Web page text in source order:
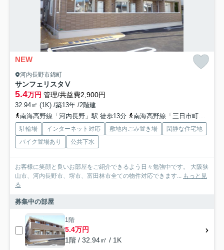
NEW
河内長野市錦町
サンフェリスタⅤ
5.4万円 管理/共益費2,900円
32.94㎡ (1K) /築13年 /2階建
南海高野線「河内長野」駅 徒歩13分
南海高野線「三日市町」駅 徒歩30分
駐輪場 インターネット対応 敷地内ごみ置き場
閑静な住宅地
バイク置場あり
公共下水
お客様に笑顔と良いお部屋をご紹介できるよう日々勉強中です。 大阪狭
山市、河内長野市、堺市、富田林市全ての物件対応できます... もっと見
る
募集中の部屋
1階
5.4万円
1階 / 32.94㎡ / 1K